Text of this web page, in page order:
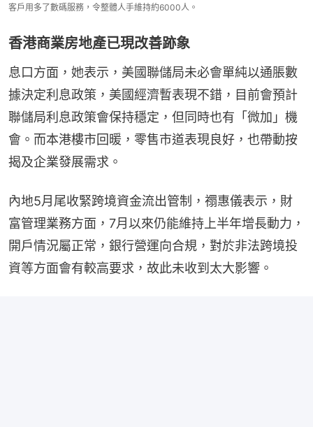
客戶用多了數碼服務，令整體人手維持約6000人。
香港商業房地產已現改善跡象
息口方面，她表示，美國聯儲局未必會單純以通脹數
據決定利息政策，美國經濟暫表現不錯，目前會預計
聯儲局利息政策會保持穩定，但同時也有「微加」機
會。而本港樓市回暖，零售市道表現良好，也帶動按
揭及企業發展需求。
內地5月尾收緊跨境資金流出管制，禤惠儀表示，財
富管理業務方面，7月以來仍能維持上半年增長動力，
開戶情況屬正常，銀行營運向合規，對於非法跨境投
資等方面會有較高要求，故此未收到太大影響。